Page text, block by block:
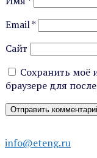
Email*
Сайт
Сохранить моё
браузере для
info@eteng.ru